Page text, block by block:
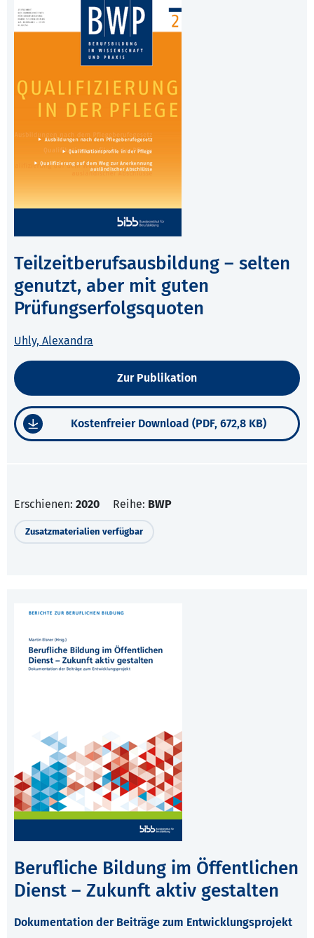
Teilzeitberufsausbildung – selten
genutzt, aber mit guten
Prüfungserfolgsquoten
Uhly, Alexandra
Zur Publikation
Kostenfreier Download (PDF, 672,8 KB)
Erschienen: 2020 Reihe: BWP
Zusatzmaterialien verfügbar
Berufliche Bildung im Öffentlichen
Dienst – Zukunft aktiv gestalten
Dokumentation der Beiträge zum Entwicklungsprojekt